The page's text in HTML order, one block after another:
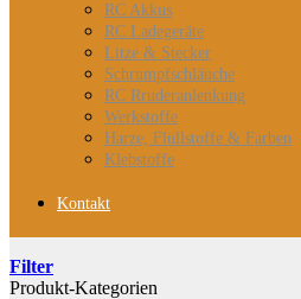
RC Akkus
RC Ladegeräte
Litze & Stecker
Schrumpfschläuche
RC Rruderanlenkung
Werkstoffe
Harze, Flüllstoffe & Farben
Klebstoffe
Kontakt
Filter
Produkt-Kategorien